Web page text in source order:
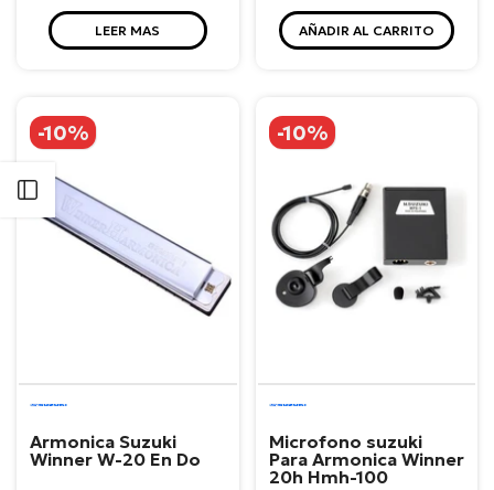
Abrir barra lateral
LEER MAS AÑADIR AL CARRITO
-10%
Armonica Suzuki
Winner W-20 En Do
-10%
Microfono suzuki
Para Armonica Winner
20h Hmh-100